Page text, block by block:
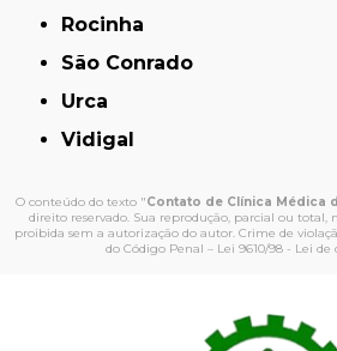
Rocinha
São Conrado
Urca
Vidigal
O conteúdo do texto "Contato de Clínica Médica
direito reservado. Sua reprodução, parcial ou total,
proibida sem a autorização do autor. Crime de
do Código Penal – Lei 9610/98 - Lei